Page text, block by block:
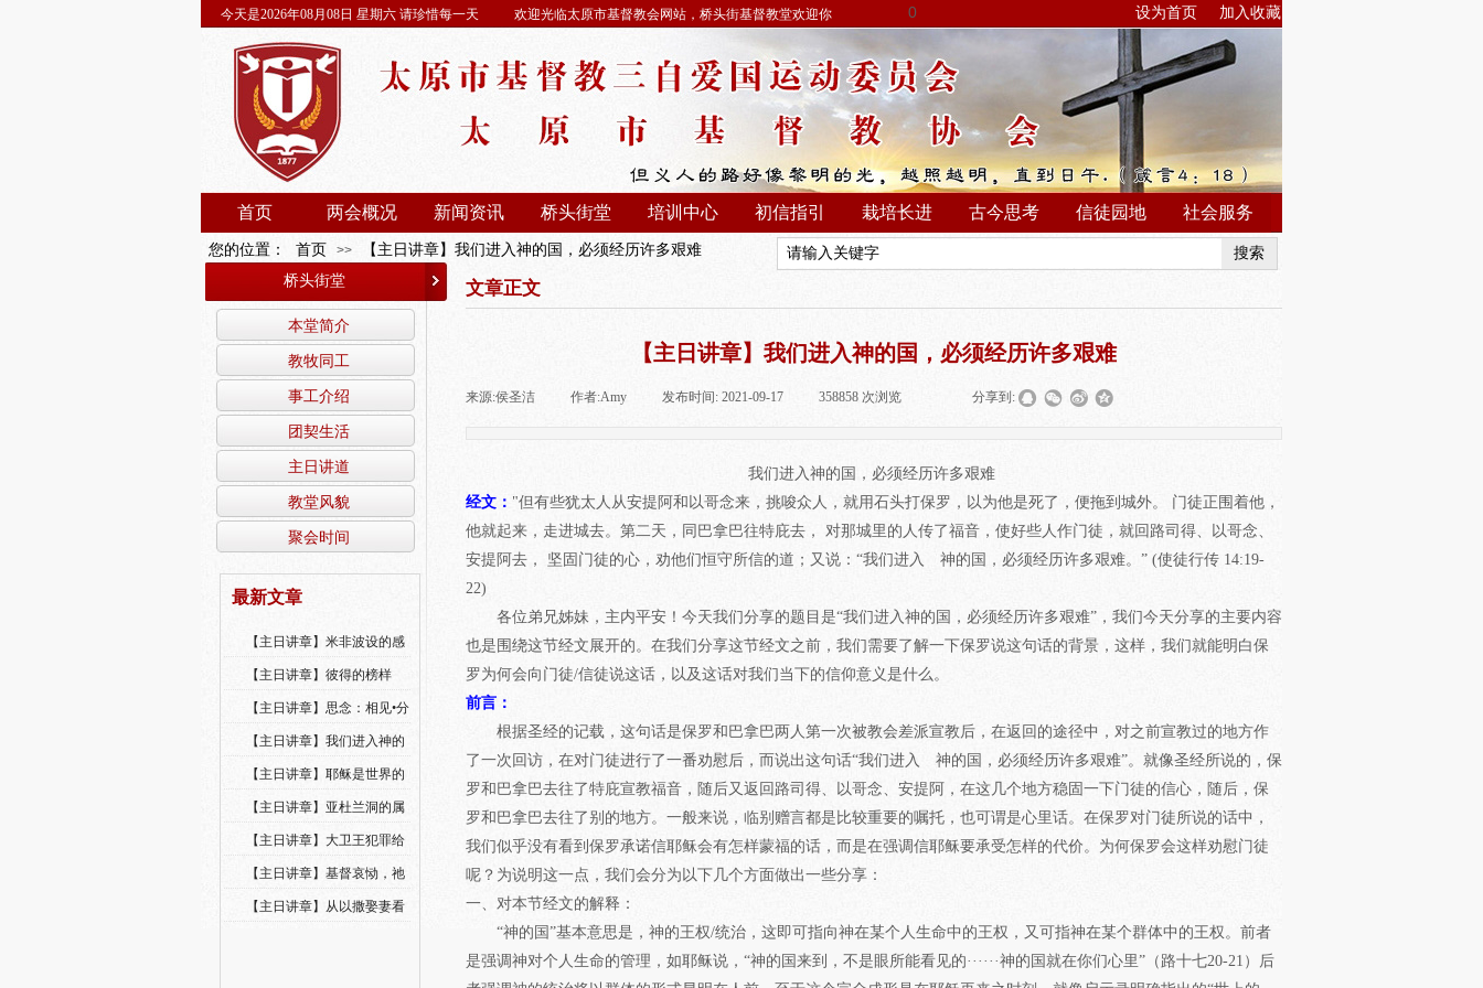
您的位置：
设为首页 加入收藏
0
欢迎光临太原市基督教会网站，桥头街基督教堂欢迎你
今天是2026年08月08日 星期六 请珍惜每一天
首页 两会概况 新闻资讯 桥头街堂 培训中心 初信指引 栽培长进 古今思考 信徒园地 社会服务
搜索
首页 >> 【主日讲章】我们进入神的国，必须经历许多艰难
桥头街堂 文章正文
本堂简介
教牧同工
事工介绍
团契生活
主日讲道
教堂风貌
聚会时间
【主日讲章】我们进入神的国，必须经历许多艰难
来源:侯圣洁 作者:Amy 发布时间: 2021-09-17 358858 次浏览 分享到:
我们进入神的国，必须经历许多艰难
经文： "但有些犹太人从安提阿和以哥念来，挑唆众人，就用石头打保罗，以为他是死了，便拖到城外。 门徒正围着他，
他就起来，走进城去。第二天，同巴拿巴往特庇去， 对那城里的人传了福音，使好些人作门徒，就回路司得、以哥念、
安提阿去， 坚固门徒的心，劝他们恒守所信的道；又说：“我们进入 神的国，必须经历许多艰难。” (使徒行传 14:19-
22)
各位弟兄姊妹，主内平安！今天我们分享的题目是“我们进入神的国，必须经历许多艰难”，我们今天分享的主要内容
也是围绕这节经文展开的。在我们分享这节经文之前，我们需要了解一下保罗说这句话的背景，这样，我们就能明白保
罗为何会向门徒/信徒说这话，以及这话对我们当下的信仰意义是什么。
前言：
根据圣经的记载，这句话是保罗和巴拿巴两人第一次被教会差派宣教后，在返回的途径中，对之前宣教过的地方作
了一次回访，在对门徒进行了一番劝慰后，而说出这句话“我们进入 神的国，必须经历许多艰难”。就像圣经所说的，保
罗和巴拿巴去往了特庇宣教福音，随后又返回路司得、以哥念、安提阿，在这几个地方稳固一下门徒的信心，随后，保
罗和巴拿巴去往了别的地方。一般来说，临别赠言都是比较重要的嘱托，也可谓是心里话。在保罗对门徒所说的话中，
我们似乎没有看到保罗承诺信耶稣会有怎样蒙福的话，而是在强调信耶稣要承受怎样的代价。为何保罗会这样劝慰门徒
呢？为说明这一点，我们会分为以下几个方面做出一些分享：
一、对本节经文的解释：
“神的国”基本意思是，神的王权/统治，这即可指向神在某个人生命中的王权，又可指神在某个群体中的王权。前者
是强调神对个人生命的管理，如耶稣说，“神的国来到，不是眼所能看见的······神的国就在你们心里”（路十七20-21）后
最新文章
【主日讲章】米非波设的感
恩--乔燕永老师
【主日讲章】彼得的榜样
【主日讲章】思念：相见•分
享•同得安慰
【主日讲章】我们进入神的
国，必须经历许多艰难
【主日讲章】耶稣是世界的
光【主日讲章】亚杜兰洞的属
灵操练
【主日讲章】大卫王犯罪给
我们的警戒
【主日讲章】基督哀恸，祂
哭了
【主日讲章】从以撒娶妻看